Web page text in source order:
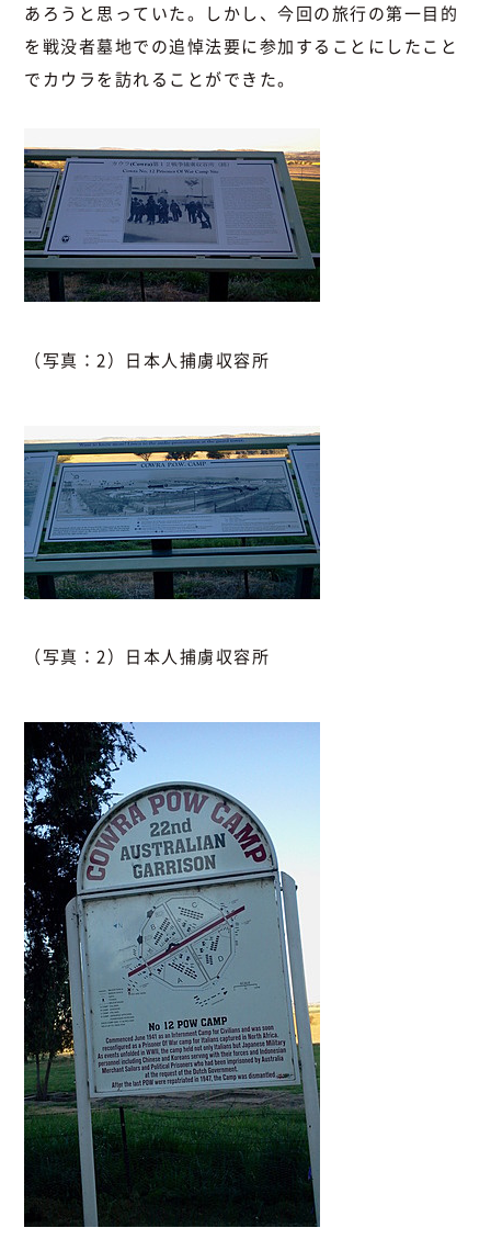
あろうと思っていた。しかし、今回の旅行の第一目的
を戦没者墓地での追悼法要に参加することにしたこと
でカウラを訪れることができた。
（写真：2）日本人捕虜収容所
（写真：2）日本人捕虜収容所